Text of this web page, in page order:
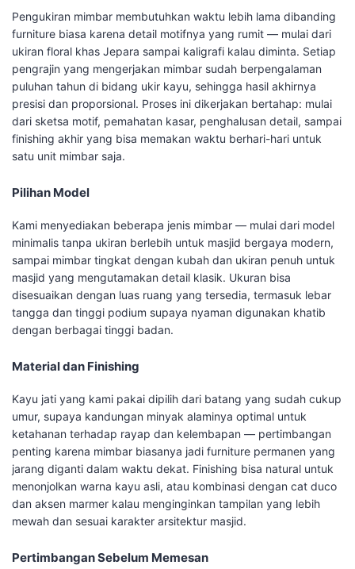
Pengukiran mimbar membutuhkan waktu lebih lama dibanding
furniture biasa karena detail motifnya yang rumit — mulai dari
ukiran floral khas Jepara sampai kaligrafi kalau diminta. Setiap
pengrajin yang mengerjakan mimbar sudah berpengalaman
puluhan tahun di bidang ukir kayu, sehingga hasil akhirnya
presisi dan proporsional. Proses ini dikerjakan bertahap: mulai
dari sketsa motif, pemahatan kasar, penghalusan detail, sampai
finishing akhir yang bisa memakan waktu berhari-hari untuk
satu unit mimbar saja.
Pilihan Model
Kami menyediakan beberapa jenis mimbar — mulai dari model
minimalis tanpa ukiran berlebih untuk masjid bergaya modern,
sampai mimbar tingkat dengan kubah dan ukiran penuh untuk
masjid yang mengutamakan detail klasik. Ukuran bisa
disesuaikan dengan luas ruang yang tersedia, termasuk lebar
tangga dan tinggi podium supaya nyaman digunakan khatib
dengan berbagai tinggi badan.
Material dan Finishing
Kayu jati yang kami pakai dipilih dari batang yang sudah cukup
umur, supaya kandungan minyak alaminya optimal untuk
ketahanan terhadap rayap dan kelembapan — pertimbangan
penting karena mimbar biasanya jadi furniture permanen yang
jarang diganti dalam waktu dekat. Finishing bisa natural untuk
menonjolkan warna kayu asli, atau kombinasi dengan cat duco
dan aksen marmer kalau menginginkan tampilan yang lebih
mewah dan sesuai karakter arsitektur masjid.
Pertimbangan Sebelum Memesan